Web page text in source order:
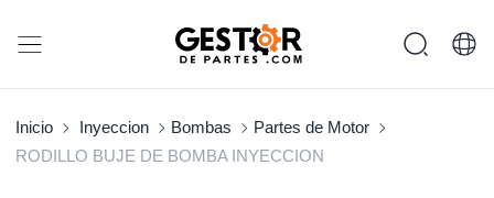
Inicio Inyeccion Bombas
Partes de Motor
RODILLO BUJE DE BOMBA INYECCION